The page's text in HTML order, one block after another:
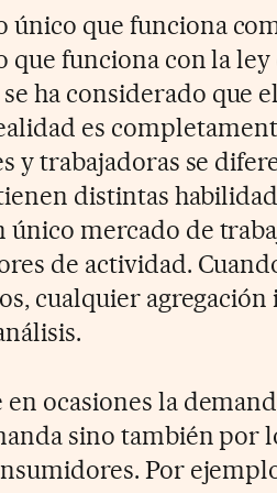
único que funciona
que funciona con la
ha considerado que
es
y trabajadoras se
distintas
mercado de
de actividad.
cualquier
ocasiones la
sino también por
Por